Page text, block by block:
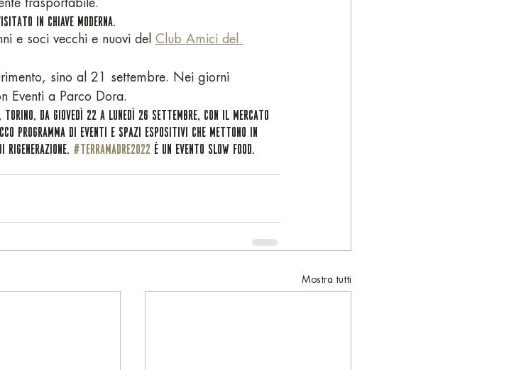
trasportabile.
IN CHIAVE MODERNA.
e soci vecchi e nuovi del Club Amici del
sino al 21 settembre. Nei giorni
Eventi a Parco Dora.
DA GIOVEDÌ 22 A LUNEDÌ 26 SETTEMBRE, CON IL MERCATO
PROGRAMMA DI EVENTI E SPAZI ESPOSITIVI CHE METTONO IN
RIGENERAZIONE. #TERRAMADRE2022 È UN EVENTO SLOW FOOD.
Mostra tutti